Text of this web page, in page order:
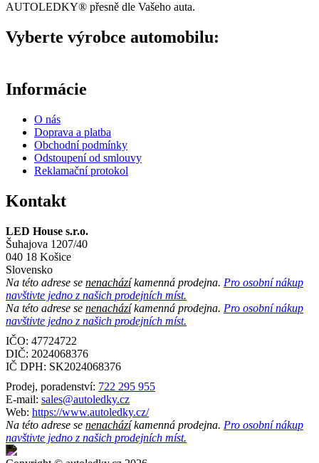
AUTOLEDKY® přesně dle Vašeho auta.
Vyberte výrobce automobilu:
Informácie
O nás
Doprava a platba
Obchodní podmínky
Odstoupení od smlouvy
Reklamační protokol
Kontakt
LED House s.r.o.
Šuhajova 1207/40
040 18 Košice
Slovensko
Na této adrese se nenacházíkamenná prodejna. Pro osobní nákup
navštivte jedno z našich prodejních míst.
Na této adrese se nenacházíkamenná prodejna. Pro osobní nákup
navštivte jedno z našich prodejních míst.
IČO: 47724722
DIČ: 2024068376
IČ DPH: SK2024068376
Prodej, poradenství: 722 295 955
E-mail: sales@autoledky.cz
Web: https://www.autoledky.cz/
Na této adrese se nenacházíkamenná prodejna. Pro osobní nákup
navštivte jedno z našich prodejních míst.